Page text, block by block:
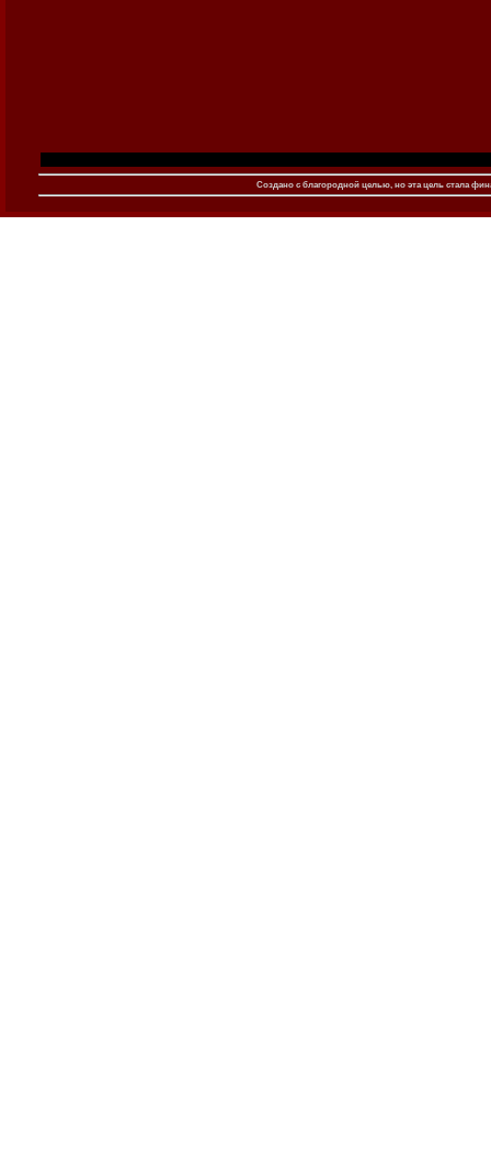
Создано c благородной целью, но эта цель стала